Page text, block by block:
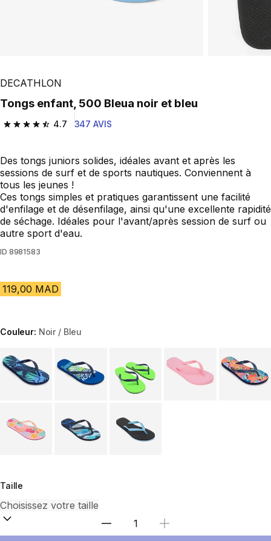
DECATHLON
Tongs enfant, 500 Bleua noir et bleu
4.7
4.7 out of 5 stars from 347 reviews
347 AVIS
Des tongs juniors solides, idéales avant et après les
sessions de surf et de sports nautiques. Conviennent à
tous les jeunes !
Ces tongs simples et pratiques garantissent une facilité
d'enfilage et de désenfilage, ainsi qu'une excellente rapidité
de séchage. Idéales pour l'avant/après session de surf ou
autre sport d'eau.
ID 8981583
119,00 MAD
Couleur: Noir / Bleu
Choose a variant
Taille
Sélectionnez la quantité